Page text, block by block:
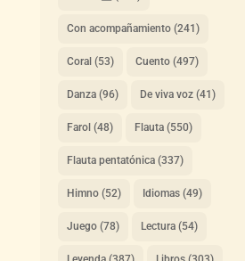
Con acompañamiento(241)
Coral (53) Cuento(497)
Danza(96) De viva voz(41)
Farol (48) Flauta(550)
Flauta pentatónica(337)
Himno(52) Idiomas(49)
Juego(78) Lectura(54)